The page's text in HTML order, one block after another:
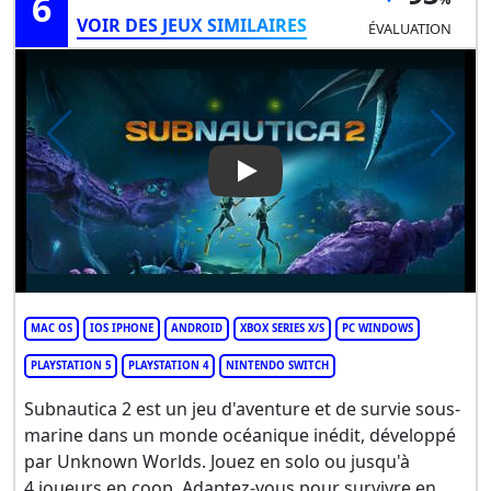
VOIR DES JEUX SIMILAIRES
ÉVALUATION
Play Video: Subnautica 2
MAC OS IOS IPHONE ANDROID XBOX SERIES X/S PC WINDOWS
PLAYSTATION 5 PLAYSTATION 4 NINTENDO SWITCH
Subnautica 2 est un jeu d'aventure et de survie sous-
marine dans un monde océanique inédit, développé
par Unknown Worlds. Jouez en solo ou jusqu'à